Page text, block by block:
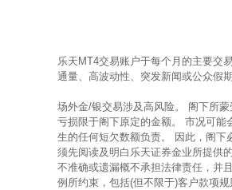
乐天MT4交易账户于每个月的主要交
通量、高波动性、突发新闻或公众假
场外金/银交易涉及高风险。 阁下所
亏损限于阁下原定的金额。 市况可
生的任何短欠数额负责。 因此，阁
须先阅读及明白乐天证券金业所提供
不准确或遗漏概不承担法律责任，并
例所约束，包括(但不限于)客户款项